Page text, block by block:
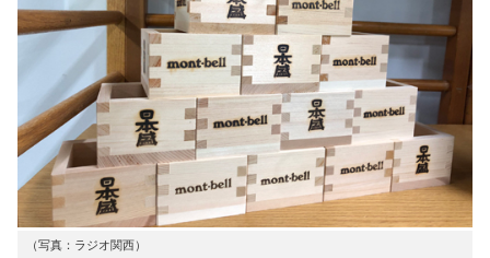
（写真：ラジオ関西）